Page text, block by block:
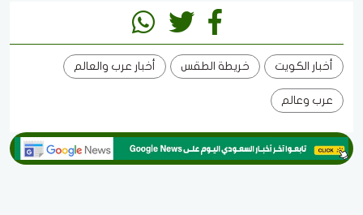
أخبار الكويت خريطة الطقس أخبار عرب والعالم
عرب وعالم